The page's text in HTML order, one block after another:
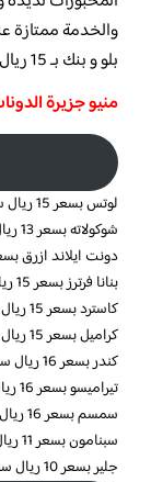
والخدمة ممتازة
بلو و بنك بـ 15 ريال …المكان جديد وهادي مافيه موسيقى
منيو جزيرة
لوتس بسعر 15 ريال سعودي، وتحتوي على 330 سعرة حرارية
شوكولاته بسعر 13 ريال سعودي، وتحتوي على 290 سعرة حرارية
دونت ايلاند ازرق بسعر 17 ريال سعودي، وتحتوي على 260
بنانا فرترز بسعر 15 ريال سعودي، وتحتوي على 300 سعرة حرارية
كاسترد بسعر 15 ريال سعودي، وتحتوي على 290 سعرة حرارية
كراميل بسعر 15 ريال سعودي، وتحتوي على 310 سعرة حرارية
كندر بسعر 16 ريال سعودي، وتحتوي على 370 سعرة حرارية
تيراميسو بسعر 16 ريال سعودي، وتحتوي على 280 سعرة حرارية
سمسم بسعر 16 ريال سعودي، وتحتوي على 265 سعرة حرارية
سبنامون بسعر 11 ريال سعودي، وتحتوي على 180 سعرة حرارية
جلير بسعر 10 ريال سعودي، وتحتوي على 200 سعرة حرارية